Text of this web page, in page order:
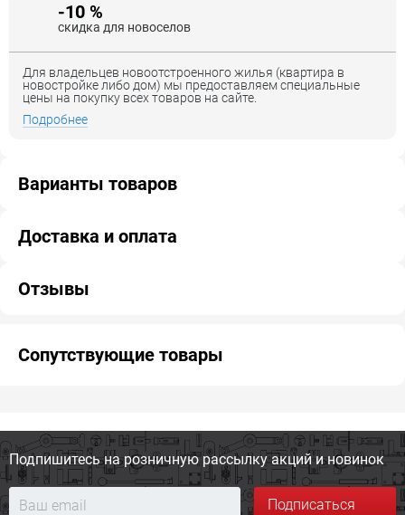
-10 %
скидка для новоселов
Для владельцев новоотстроенного жилья (квартира в
новостройке либо дом) мы предоставляем специальные
цены на покупку всех товаров на сайте.
Подробнее
Варианты товаров
Доставка и оплата
Отзывы
Сопутствующие товары
Подпишитесь на розничную рассылку акций и новинок
Подписаться